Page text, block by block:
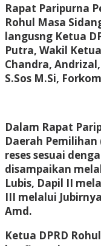
Rapat Paripurna
Rohul Masa
langusng Ketua
Putra, Wakil
Chandra,
S.Sos M.Si,
Dalam Rapat
Daerah
reses sesuai
disampaikan
Lubis, Dapil II
III melalui
Amd.
Ketua DPRD